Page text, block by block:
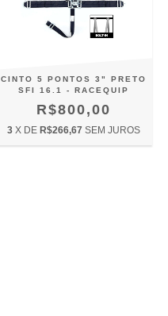
CINTO 5 PONTOS 3" PRETO
SFI 16.1 - RACEQUIP
R$800,00
3 X DE R$266,67 SEM JUROS